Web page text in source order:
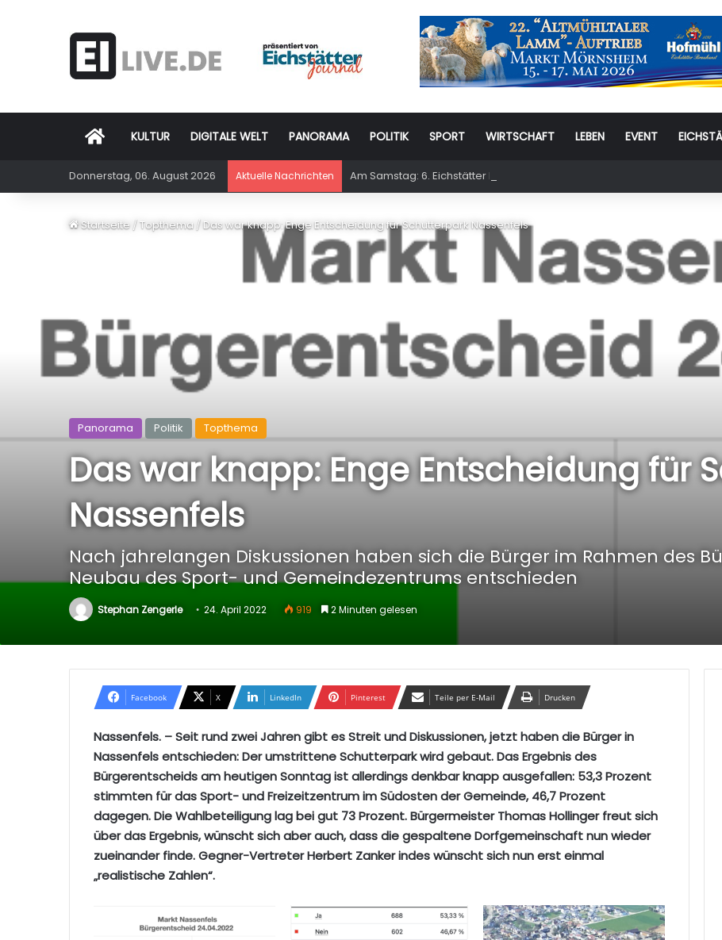
Startseite
KULTUR DIGITALE WELT PANORAMA POLITIK SPORT WIRTSCHAFT LEBEN EVENT
Donnerstag, 06. August 2026 Aktuelle Nachrichten Am Samstag: 6. Eichstätter Kinder- und Jugendtag – für ganze Familie
Startseite /Topthema /Das war knapp: Enge Entscheidung für Schutterpark Nassenfels
Panorama Politik Topthema
Das war knapp: Enge Entscheidung für
Nassenfels
Nach jahrelangen Diskussionen haben sich die Bürger im Rahmen des
Neubau des Sport- und Gemeindezentrums entschieden
Stephan Zengerle 24. April 2022 919 2 Minuten gelesen
Facebook X LinkedIn Pinterest Teile per E-Mail Drucken
Nassenfels. – Seit rund zwei Jahren gibt es Streit und Diskussionen, jetzt haben die Bürger in
Nassenfels entschieden: Der umstrittene Schutterpark wird gebaut. Das Ergebnis des
Bürgerentscheids am heutigen Sonntag ist allerdings denkbar knapp ausgefallen: 53,3 Prozent
stimmten für das Sport- und Freizeitzentrum im Südosten der Gemeinde, 46,7 Prozent
dagegen. Die Wahlbeteiligung lag bei gut 73 Prozent. Bürgermeister Thomas Hollinger freut sich
über das Ergebnis, wünscht sich aber auch, dass die gespaltene Dorfgemeinschaft nun wieder
zueinander finde. Gegner-Vertreter Herbert Zanker indes wünscht sich nun erst einmal
„realistische Zahlen“.